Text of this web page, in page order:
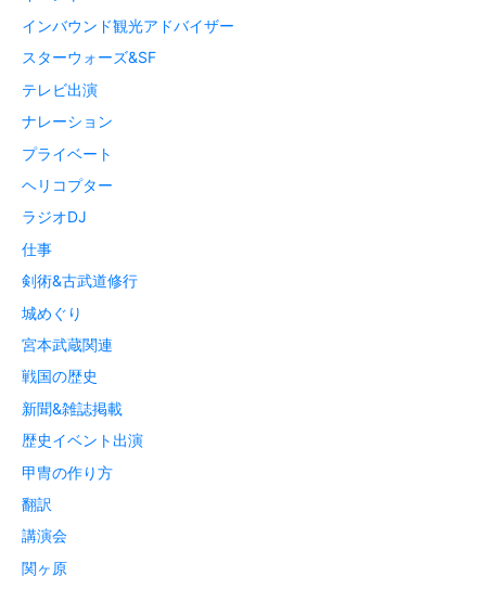
インバウンド観光アドバイザー
スターウォーズ&SF
テレビ出演
ナレーション
プライベート
ヘリコプター
ラジオDJ
仕事
剣術&古武道修行
城めぐり
宮本武蔵関連
戦国の歴史
新聞&雑誌掲載
歴史イベント出演
甲冑の作り方
翻訳
講演会
関ヶ原